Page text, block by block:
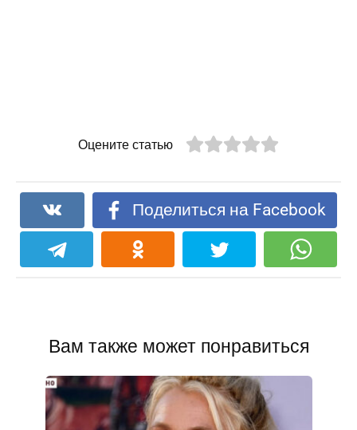
Оцените статью
Поделиться на Facebook
Вам также может понравиться